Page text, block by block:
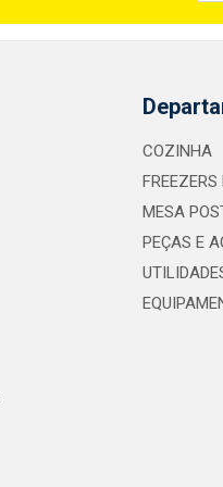
COZINHA
FREEZERS
MESA
PEÇAS E